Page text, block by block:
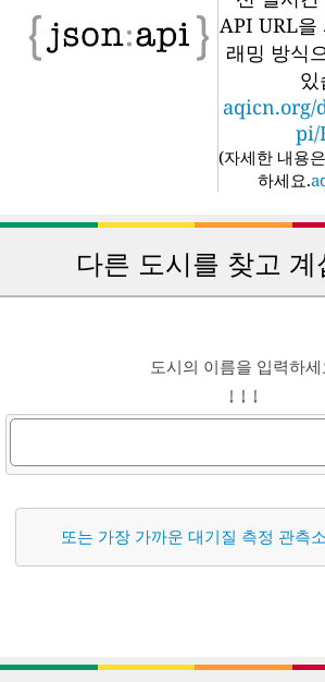
API URL을
래밍 방식
있
aqicn.org/
pi/
(자세한 내용
하세요.
다른 도시를 찾고 계
도시의 이름을 입력하세
↓ ↓ ↓
또는 가장 가까운 대기질 측정 관측